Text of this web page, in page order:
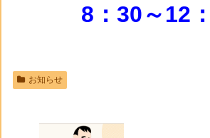
8：30～12
お知らせ